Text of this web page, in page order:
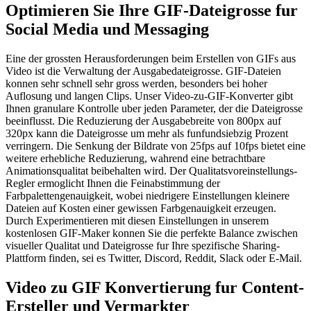
Optimieren Sie Ihre GIF-Dateigrosse fur
Social Media und Messaging
Eine der grossten Herausforderungen beim Erstellen von GIFs aus
Video ist die Verwaltung der Ausgabedateigrosse. GIF-Dateien
konnen sehr schnell sehr gross werden, besonders bei hoher
Auflosung und langen Clips. Unser Video-zu-GIF-Konverter gibt
Ihnen granulare Kontrolle uber jeden Parameter, der die Dateigrosse
beeinflusst. Die Reduzierung der Ausgabebreite von 800px auf
320px kann die Dateigrosse um mehr als funfundsiebzig Prozent
verringern. Die Senkung der Bildrate von 25fps auf 10fps bietet eine
weitere erhebliche Reduzierung, wahrend eine betrachtbare
Animationsqualitat beibehalten wird. Der Qualitatsvoreinstellungs-
Regler ermoglicht Ihnen die Feinabstimmung der
Farbpalettengenauigkeit, wobei niedrigere Einstellungen kleinere
Dateien auf Kosten einer gewissen Farbgenauigkeit erzeugen.
Durch Experimentieren mit diesen Einstellungen in unserem
kostenlosen GIF-Maker konnen Sie die perfekte Balance zwischen
visueller Qualitat und Dateigrosse fur Ihre spezifische Sharing-
Plattform finden, sei es Twitter, Discord, Reddit, Slack oder E-Mail.
Video zu GIF Konvertierung fur Content-
Ersteller und Vermarkter